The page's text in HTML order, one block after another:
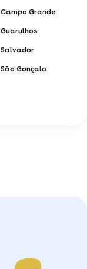
Campo Grande
Guarulhos
Salvador
São Gonçalo